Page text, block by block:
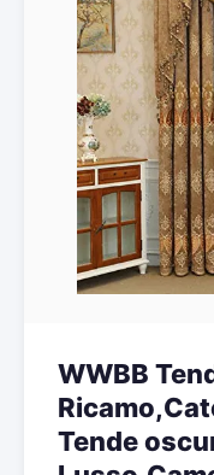
WWBB
Tende